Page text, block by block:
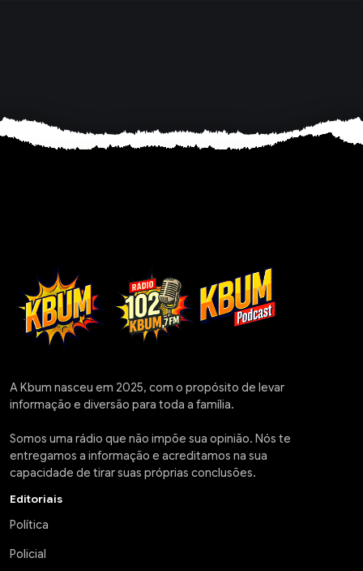
A Kbum nasceu em 2025, com o propósito de levar
informação e diversão para toda a família.
Somos uma rádio que não impõe sua opinião. Nós te
entregamos a informação e acreditamos na sua
capacidade de tirar suas próprias conclusões.
Editoriais
Política
Policial